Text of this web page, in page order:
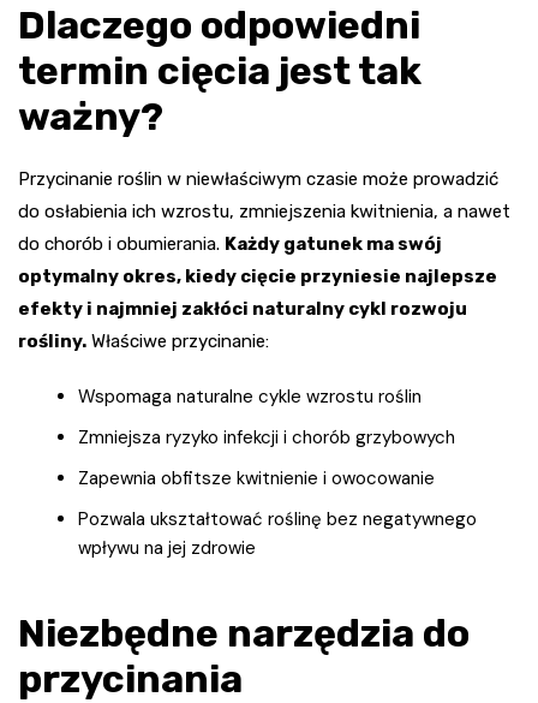
Dlaczego odpowiedni
termin cięcia jest tak
ważny?
Przycinanie roślin w niewłaściwym czasie może prowadzić
do osłabienia ich wzrostu, zmniejszenia kwitnienia, a nawet
do chorób i obumierania. Każdy gatunek ma swój
optymalny okres, kiedy cięcie przyniesie najlepsze
efekty i najmniej zakłóci naturalny cykl rozwoju
rośliny. Właściwe przycinanie:
Wspomaga naturalne cykle wzrostu roślin
Zmniejsza ryzyko infekcji i chorób grzybowych
Zapewnia obfitsze kwitnienie i owocowanie
Pozwala ukształtować roślinę bez negatywnego
wpływu na jej zdrowie
Niezbędne narzędzia do
przycinania